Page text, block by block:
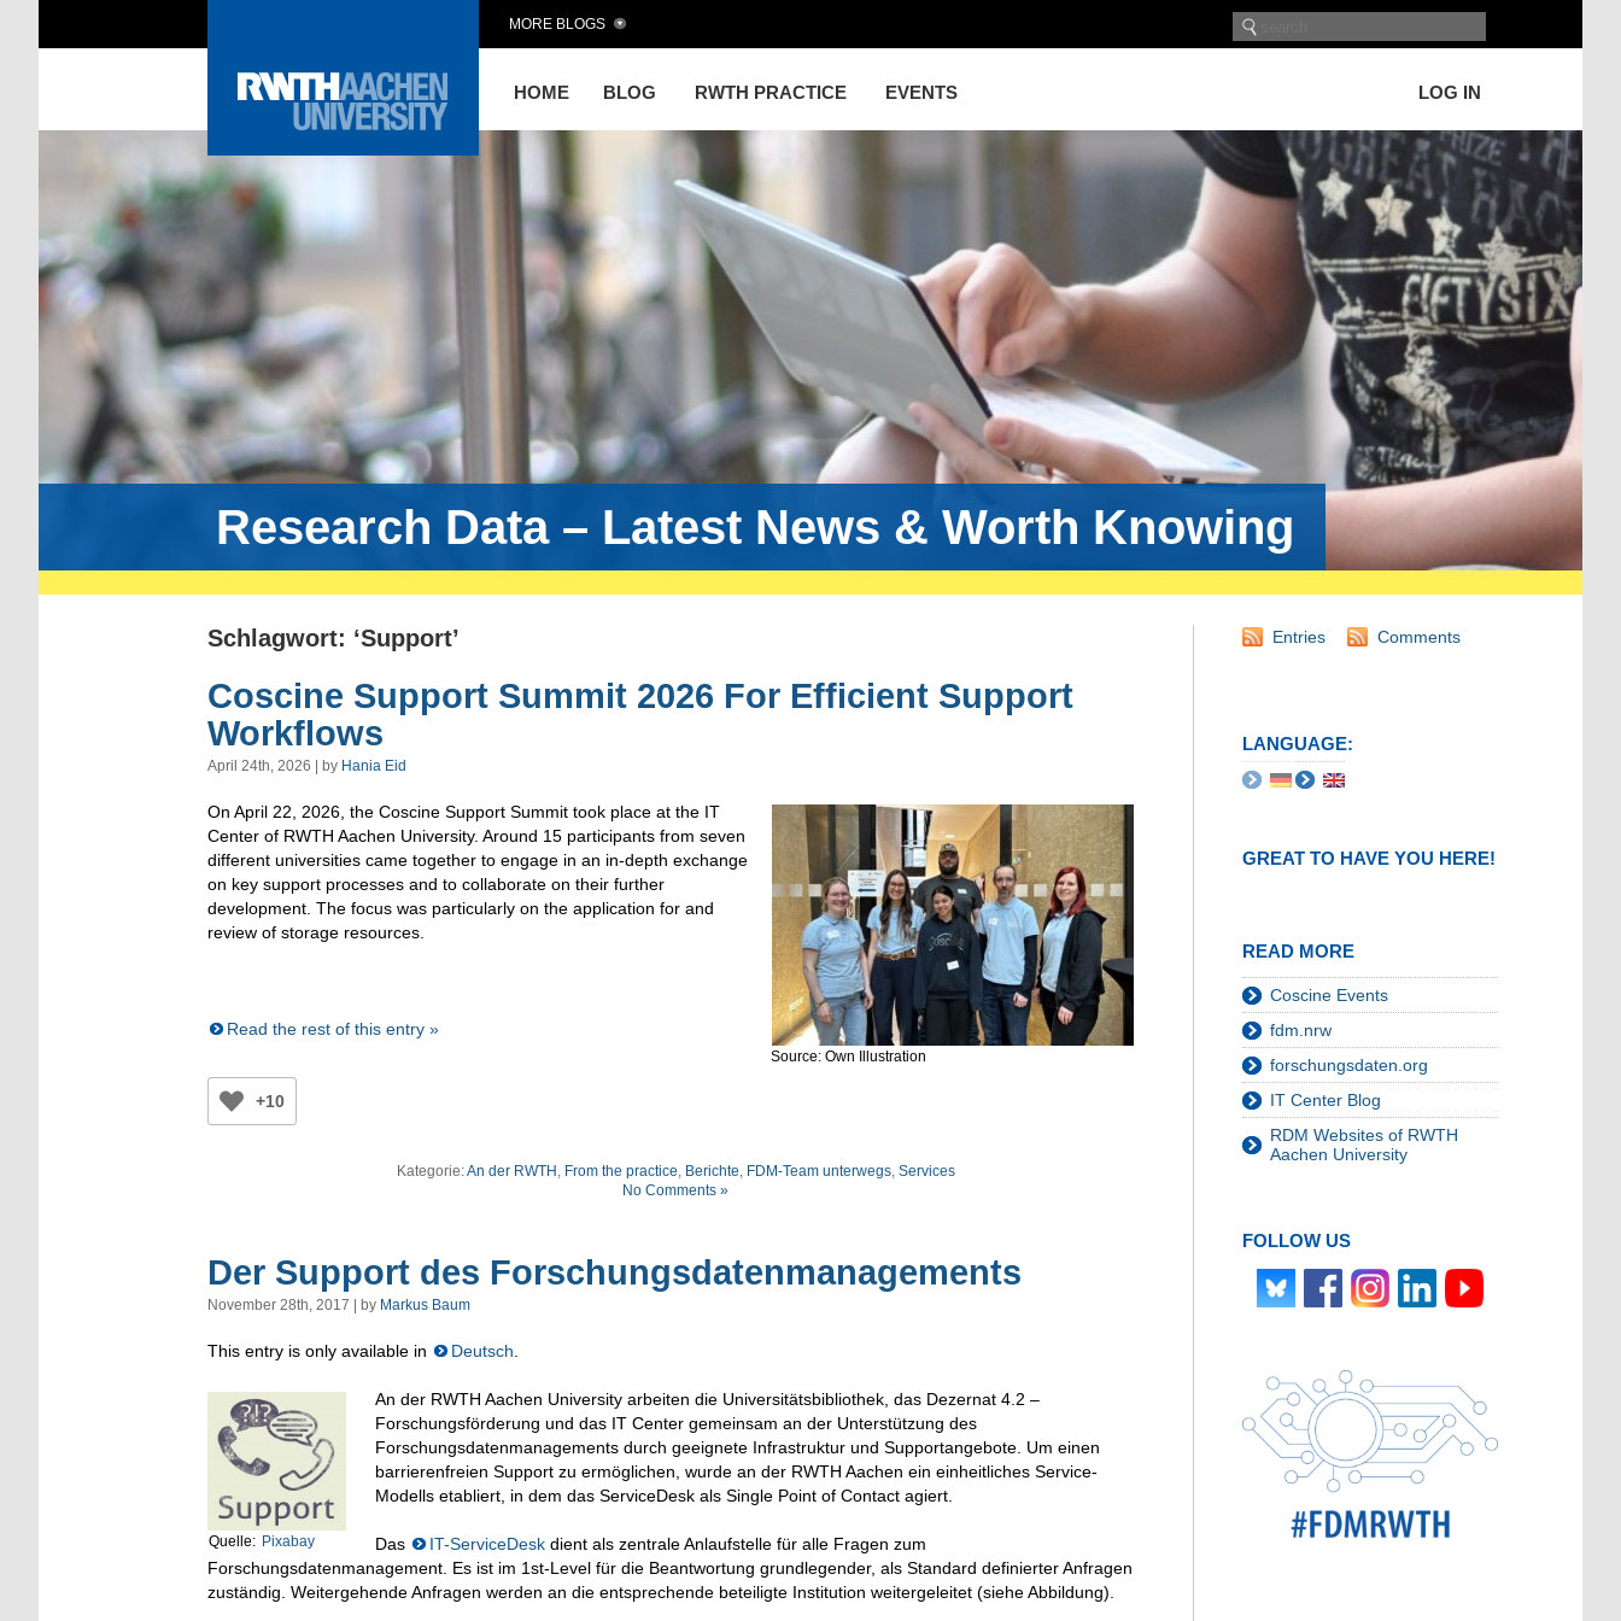
HOME BLOG RWTH PRACTICE EVENTS LOG IN
MORE BLOGS
Research Data – Latest News & Worth Knowing
Schlagwort: ‘Support’
Coscine Support Summit 2026 For Efficient Support
Workflows
April 24th, 2026 | by Hania Eid
Source: Own Illustration
On April 22, 2026, the Coscine Support Summit took place at the IT
Center of RWTH Aachen University. Around 15 participants from seven
different universities came together to engage in an in-depth exchange
on key support processes and to collaborate on their further
development. The focus was particularly on the application for and
review of storage resources.
Read the rest of this entry »
+10
Kategorie:An der RWTH From the practice Berichte FDM-Team unterwegs, Services
No Comments »
Der Support des Forschungsdatenmanagements
November 28th, 2017 | by Markus Baum
This entry is only available in Deutsch
Quelle: Pixabay
An der RWTH Aachen University arbeiten die Universitätsbibliothek, das Dezernat 4.2 –
Forschungsförderung und das IT Center gemeinsam an der Unterstützung des
Forschungsdatenmanagements durch geeignete Infrastruktur und Supportangebote. Um einen
barrierenfreien Support zu ermöglichen, wurde an der RWTH Aachen ein einheitliches Service-
Modells etabliert, in dem das ServiceDesk als Single Point of Contact agiert.
Das IT-ServiceDesk dient als zentrale Anlaufstelle für alle Fragen zum
Forschungsdatenmanagement. Es ist im 1st-Level für die Beantwortung grundlegender, als Standard definierter Anfragen
zuständig. Weitergehende Anfragen werden an die entsprechende beteiligte Institution weitergeleitet (siehe Abbildung).
Entries Comments
LANGUAGE:
GREAT TO HAVE YOU HERE!
READ MORE
Coscine Events
fdm.nrw
forschungsdaten.org
IT Center Blog
RDM Websites of RWTH
Aachen University
FOLLOW US